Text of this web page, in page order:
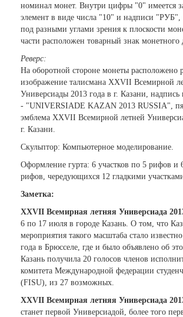
номинал монет. Внутри цифры "0" имеется
элемент в виде числа "10" и надписи "РУБ",
под разными углами зрения к плоскости
части расположен товарный знак монетного
Реверс:
На оборотной стороне монеты расположено
изображение талисмана XXVII Всемирной
Универсиады 2013 года в г. Казани, надпись
- "UNIVERSIADE KAZAN 2013 RUSSIA",
эмблема XXVII Всемирной летней
г. Казани.
Скульптор: Компьютерное моделирование.
Оформление гурта: 6 участков по 5 рифов и
рифов, чередующихся 12 гладкими
Заметка:
XXVII Всемирная летняя Универсиада
6 по 17 июля в городе Казань. О том, что
мероприятия такого масштаба стало
года в Брюсселе, где и было объявлено об
Казань получила 20 голосов членов
комитета Международной федерации
(FISU), из 27 возможных.
XXVII Всемирная летняя Универсиада
станет первой Универсиадой, более того